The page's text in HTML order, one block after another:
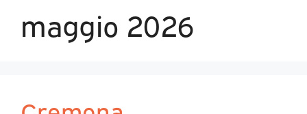
maggio 2026